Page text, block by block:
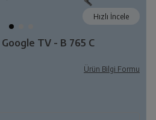
Hızlı İncele
TV - B 765 C
Ürün Bilgi Formu